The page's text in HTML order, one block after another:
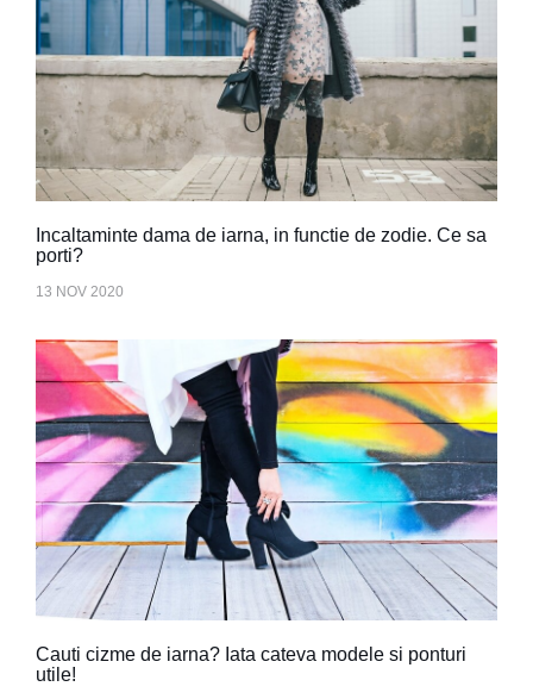
Incaltaminte dama de iarna, in functie de zodie. Ce sa
porti?
13 NOV 2020
Cauti cizme de iarna? Iata cateva modele si ponturi
utile!